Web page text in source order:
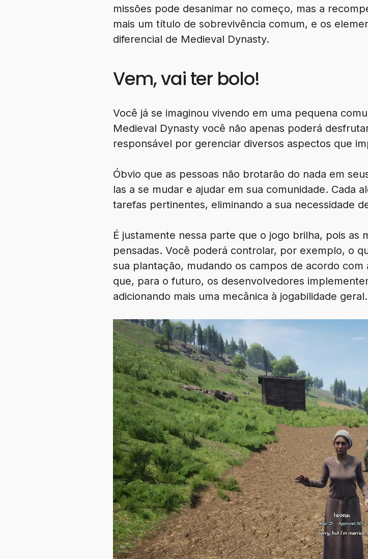
missões pode desanimar no começo, mas a
mais um título de sobrevivência comum, e os
diferencial de Medieval Dynasty.
Vem, vai ter bolo!
Você já se imaginou vivendo em uma pequena
Medieval Dynasty você não apenas poderá
responsável por gerenciar diversos aspectos que
Óbvio que as pessoas não brotarão do nada em
las a se mudar e ajudar em sua comunidade. Cada
tarefas pertinentes, eliminando a sua necessidade
É justamente nessa parte que o jogo brilha, pois as
pensadas. Você poderá controlar, por exemplo, o
sua plantação, mudando os campos de acordo
que, para o futuro, os desenvolvedores
adicionando mais uma mecânica à jogabilidade geral.